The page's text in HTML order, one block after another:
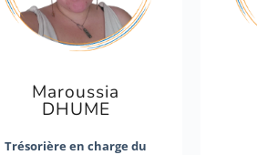
Maroussia
DHUME
Trésorière en charge du